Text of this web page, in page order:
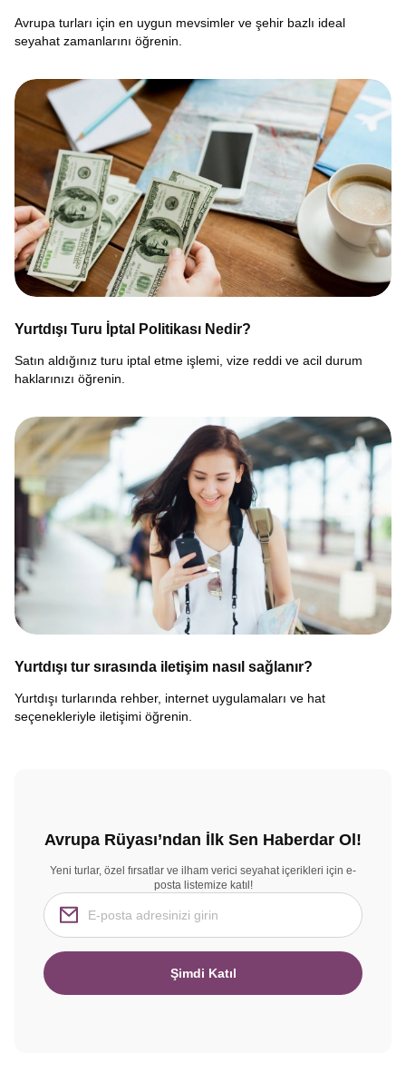
Avrupa turları için en uygun mevsimler ve şehir bazlı ideal
seyahat zamanlarını öğrenin.
Yurtdışı Turu İptal Politikası Nedir?
Satın aldığınız turu iptal etme işlemi, vize reddi ve acil durum
haklarınızı öğrenin.
Yurtdışı tur sırasında iletişim nasıl sağlanır?
Yurtdışı turlarında rehber, internet uygulamaları ve hat
seçenekleriyle iletişimi öğrenin.
Avrupa Rüyası’ndan İlk Sen Haberdar Ol!
Yeni turlar, özel fırsatlar ve ilham verici seyahat içerikleri için e-
posta listemize katıl!
Şimdi Katıl